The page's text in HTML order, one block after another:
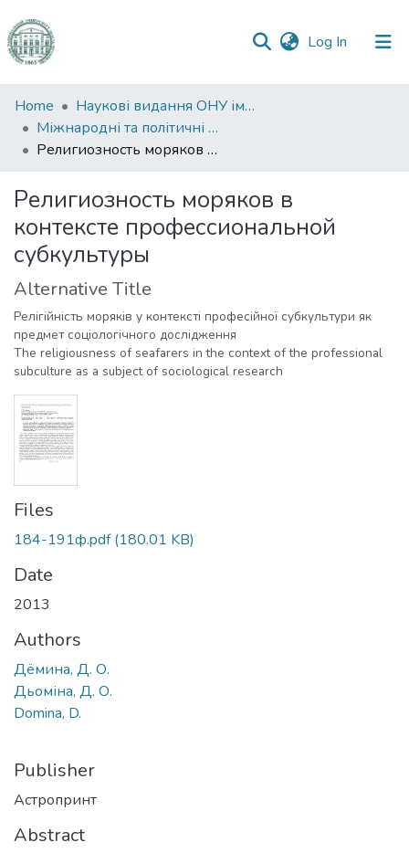
Log In (current)
Communities
&
Collections
Statistics
Home
Наукові видання ОНУ імені І. І. Мечникова
Міжнародні та політичні дослідження
Религиозность моряков в контексте профессиональной субкультуры
Религиозность моряков в
контексте профессиональной
субкультуры
Alternative Title
Релігійність моряків у контексті професійної субкультури як
предмет соціологічного дослідження
The religiousness of seafarers in the context of the professional
subculture as a subject of sociological research
Files
184-191ф.pdf(180.01 KB)
Date
2013
Authors
Дёмина, Д. О.
Дьоміна, Д. О.
Domina, D.
Publisher
Астропринт
Abstract